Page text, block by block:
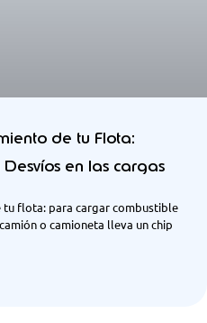
de tu Flota:
en las cargas
tu flota: para cargar combustible
o camioneta lleva un chip